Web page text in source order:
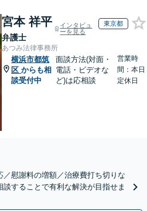
宮本 祥平
弁護士
インタビュ
ーを見る
東京都
あつみ法律事務所
横浜市都筑
区 からも相
談受付中
面談方法(対面・
電話・ビデオな
ど)は応相談
営業時
間：本日
定休日
／慰謝料の増額／治療費打ち切りな
することで有利な解決が目指せま